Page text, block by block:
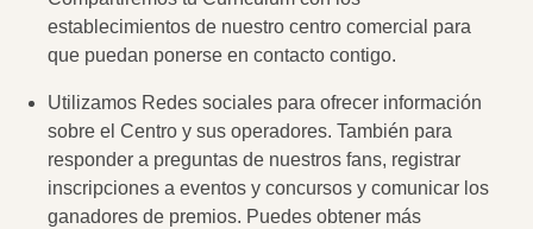
establecimientos de nuestro centro comercial para
que puedan ponerse en contacto contigo.
Utilizamos Redes sociales para ofrecer información
sobre el Centro y sus operadores. También para
responder a preguntas de nuestros fans, registrar
inscripciones a eventos y concursos y comunicar los
ganadores de premios. Puedes obtener más